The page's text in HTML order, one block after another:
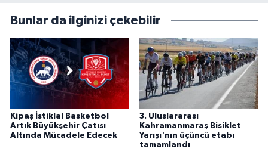
Bunlar da ilginizi çekebilir
Kipaş İstiklal Basketbol
Artık Büyükşehir Çatısı
Altında Mücadele Edecek
3. Uluslararası
Kahramanmaraş Bisiklet
Yarışı'nın üçüncü etabı
tamamlandı